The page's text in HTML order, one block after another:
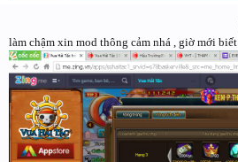
làm chậm xin mod thông cảm nhá , giờ mới biết